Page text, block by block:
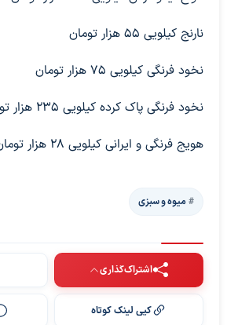
نارنج کیلویی ۵۵ هزار تومان
نخود فرنگی کیلویی ۷۵ هزار تومان
نخود فرنگی پاک کرده کیلویی ۲۳۵ هزار تومان
هویج فرنگی و ایرانی کیلویی ۲۸ هزار تومان
میوه و سبزی
اشتراک‌گذاری
کپی لینک کوتاه